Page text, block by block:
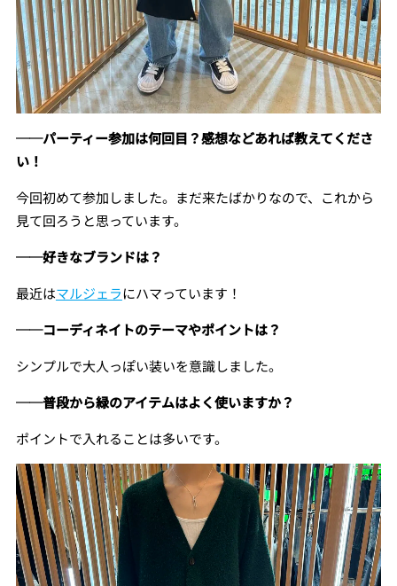
──パーティー参加は何回目？感想などあれば教えてくださ
い！
今回初めて参加しました。まだ来たばかりなので、これから
見て回ろうと思っています。
──好きなブランドは？
最近はマルジェラにハマっています！
──コーディネイトのテーマやポイントは？
シンプルで大人っぽい装いを意識しました。
──普段から緑のアイテムはよく使いますか？
ポイントで入れることは多いです。